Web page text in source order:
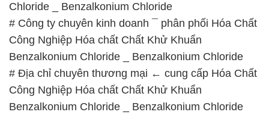
Chloride _ Benzalkonium Chloride
# Công ty chuyên kinh doanh ¯ phân phối Hóa Chất
Công Nghiệp Hóa chất Chất Khử Khuẩn
Benzalkonium Chloride _ Benzalkonium Chloride
# Địa chỉ chuyên thương mại ← cung cấp Hóa Chất
Công Nghiệp Hóa chất Chất Khử Khuẩn
Benzalkonium Chloride _ Benzalkonium Chloride